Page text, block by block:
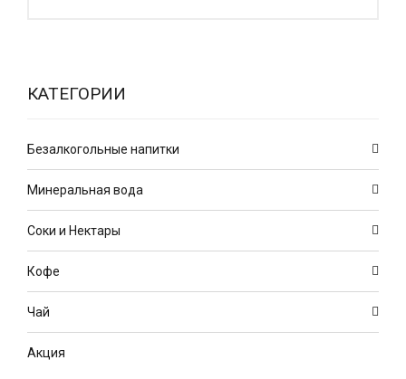
КАТЕГОРИИ
Безалкогольные напитки
Минеральная вода
Соки и Нектары
Кофе
Чай
Акция